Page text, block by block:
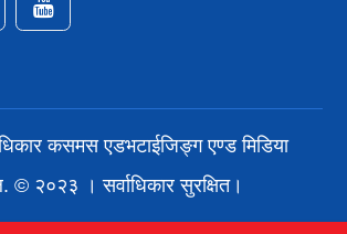
कसमस एडभटाईजिङ्ग एण्ड मिडिया
© २०२३ । सर्वाधिकार सुरक्षित।